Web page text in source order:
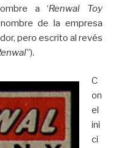
a ‘Renwal Toy
de la empresa
pero escrito al revés
”).
C
on
el
ini
ci